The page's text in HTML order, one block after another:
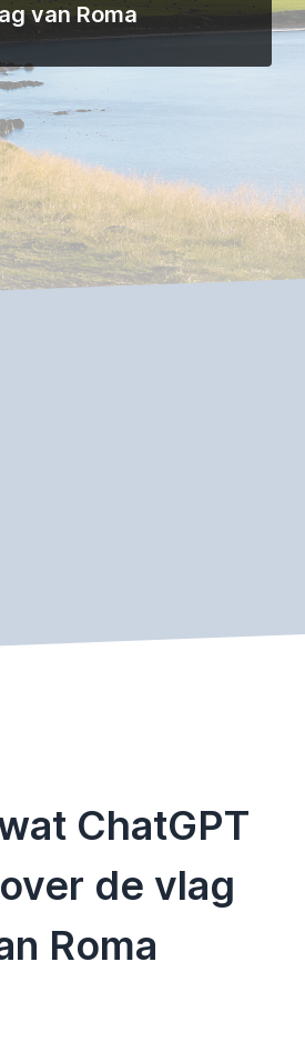
van Roma
ChatGPT
de vlag
Roma